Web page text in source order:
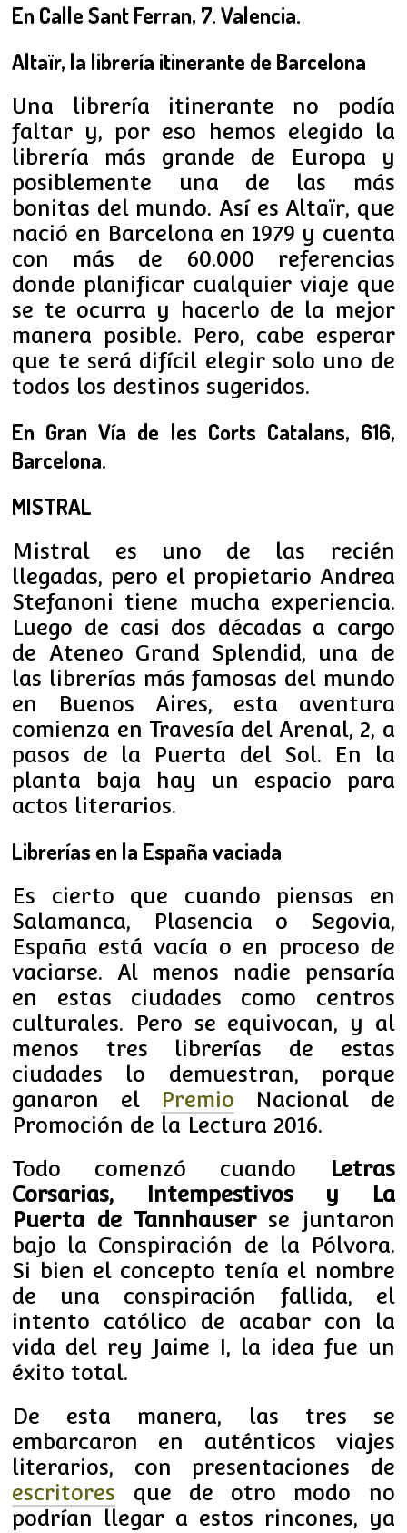
En Calle Sant Ferran, 7. Valencia.
Altaïr, la librería itinerante de Barcelona
Una librería itinerante no podía
faltar y, por eso hemos elegido la
librería más grande de Europa y
posiblemente una de las más
bonitas del mundo. Así es Altaïr, que
nació en Barcelona en 1979 y cuenta
con más de 60.000 referencias
donde planificar cualquier viaje que
se te ocurra y hacerlo de la mejor
manera posible. Pero, cabe esperar
que te será difícil elegir solo uno de
todos los destinos sugeridos.
En Gran Vía de les Corts Catalans, 616,
Barcelona.
MISTRAL
Mistral es uno de las recién
llegadas, pero el propietario Andrea
Stefanoni tiene mucha experiencia.
Luego de casi dos décadas a cargo
de Ateneo Grand Splendid, una de
las librerías más famosas del mundo
en Buenos Aires, esta aventura
comienza en Travesía del Arenal, 2, a
pasos de la Puerta del Sol. En la
planta baja hay un espacio para
actos literarios.
Librerías en la España vaciada
Es cierto que cuando piensas en
Salamanca, Plasencia o Segovia,
España está vacía o en proceso de
vaciarse. Al menos nadie pensaría
en estas ciudades como centros
culturales. Pero se equivocan, y al
menos tres librerías de estas
ciudades lo demuestran, porque
ganaron el
Premio Nacional de
Promoción de la Lectura 2016.
Todo comenzó cuando
Letras
Corsarias, Intempestivos y La
Puerta de Tannhauserse juntaron
bajo la Conspiración de la Pólvora.
Si bien el concepto tenía el nombre
de una conspiración fallida, el
intento católico de acabar con la
vida del rey Jaime I, la idea fue un
éxito total.
De esta manera, las tres se
embarcaron en auténticos viajes
literarios, con presentaciones de
escritores que de otro modo no
podrían llegar a estos rincones, ya